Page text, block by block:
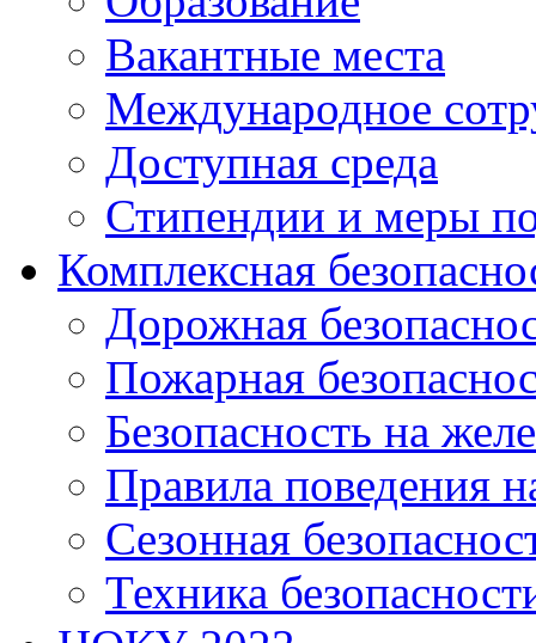
Вакантные места
Международное
Доступная среда
Стипендии и меры
Комплексная
Дорожная
Пожарная
Безопасность на
Правила поведения
Сезонная
Техника